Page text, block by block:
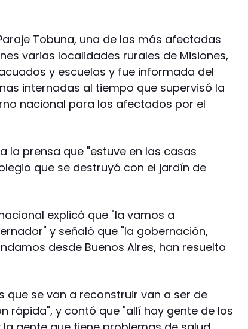
Tobuna, una de las más afectadas
varias localidades rurales de Misiones,
y escuelas y fue informada del
internadas al tiempo que supervisó la
nacional para los afectados por el
la prensa que "estuve en las casas
que se destruyó con el jardín de
explicó que "la vamos a
y señaló que "la gobernación,
desde Buenos Aires, han resuelto
que se van a reconstruir van a ser de
rápida", y contó que "allí hay gente de los